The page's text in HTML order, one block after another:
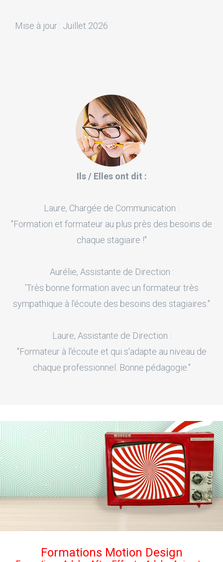
Mise à jour : Juillet 2026
Ils / Elles ont dit :
Laure, Chargée de Communication :
"Formation et formateur au plus près des besoins de
chaque stagiaire !"
Aurélie, Assistante de Direction :
'Très bonne formation avec un formateur très
sympathique à l'écoute des besoins des stagiaires."
Laure, Assistante de Direction :
"Formateur à l'écoute et qui s'adapte au niveau de
chaque professionnel. Bonne pédagogie."
Formations Motion Design